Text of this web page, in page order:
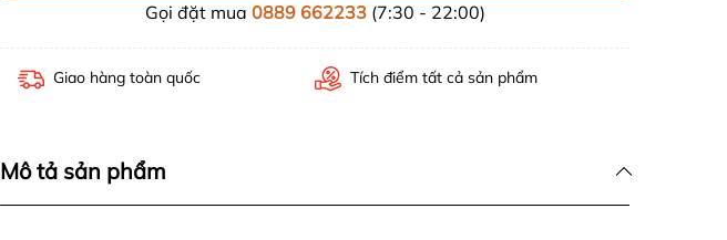
Gọi đặt mua 0889 662233(7:30 - 22:00)
Giao hàng toàn quốc Tích điểm tất cả sản phẩm
Mô tả sản phẩm